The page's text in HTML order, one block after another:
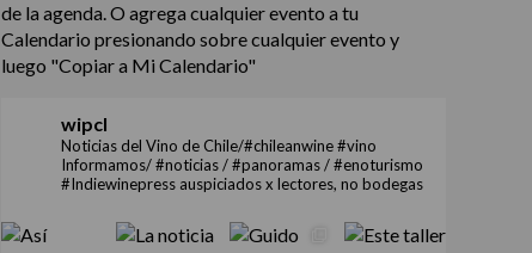
de la agenda. O agrega cualquier evento a tu
Calendario presionando sobre cualquier evento y
luego "Copiar a Mi Calendario"
wipcl
Noticias del Vino de Chile/#chileanwine #vino
Informamos/ #noticias / #panoramas / #enoturismo
#Indiewinepress auspiciados x lectores, no bodegas